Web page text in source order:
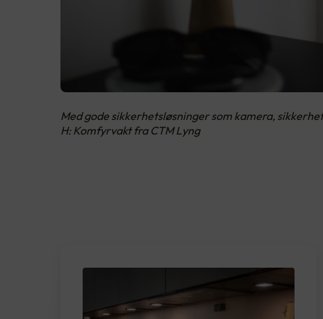
Med gode sikkerhetsløsninger som kamera,
H: Komfyrvakt fra CTM Lyng